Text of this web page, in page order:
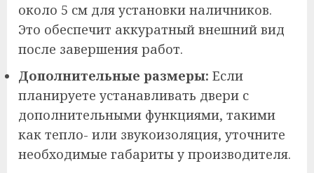
около 5 см для установки наличников.
Это обеспечит аккуратный внешний вид
после завершения работ.
Дополнительные размеры: Если
планируете устанавливать двери с
дополнительными функциями, такими
как тепло- или звукоизоляция, уточните
необходимые габариты у производителя.